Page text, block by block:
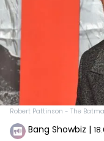
Robert Pattinson - The
Bang Showbiz |